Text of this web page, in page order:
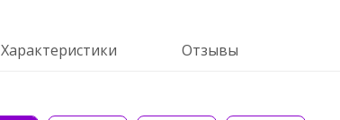
Характеристики Отзывы